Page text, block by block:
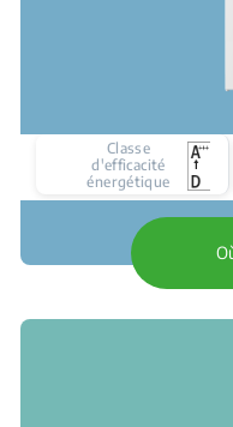
Classe
d'efficacité
énergétique